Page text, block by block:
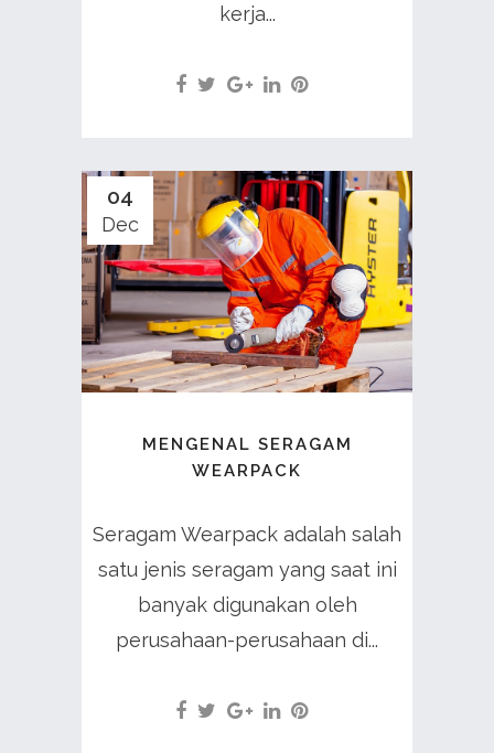
kerja...
04
Dec
MENGENAL SERAGAM
WEARPACK
Seragam Wearpack adalah salah
satu jenis seragam yang saat ini
banyak digunakan oleh
perusahaan-perusahaan di...